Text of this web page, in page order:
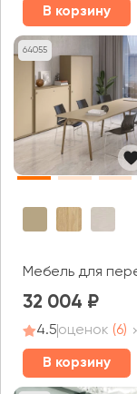
В корзину
64055
Мебель для
32 004
4.5оценок (6)
В корзину